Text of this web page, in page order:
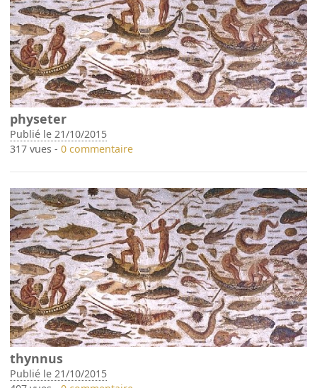
physeter
Publié le 21/10/2015
317 vues -0 commentaire
thynnus
Publié le 21/10/2015